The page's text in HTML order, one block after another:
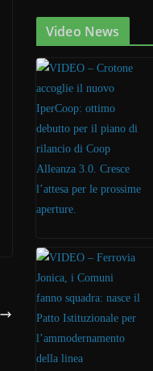
Video News